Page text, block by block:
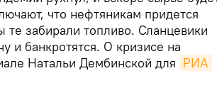
что нефтяникам придется
те забирали топливо. Сланцевики
и банкротятся. О кризисе на
Натальи Дембинской для РИА